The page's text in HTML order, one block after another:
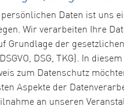
Daten ist uns
Wir verarbeiten Ihre
Grundlage der gesetzlichen
DSG, TKG). In diesem
zum Datenschutz
Aspekte der
an unseren